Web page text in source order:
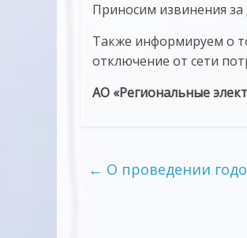
Приносим извинения за
Также информируем о
отключение от сети
АО «Региональные
← О проведении